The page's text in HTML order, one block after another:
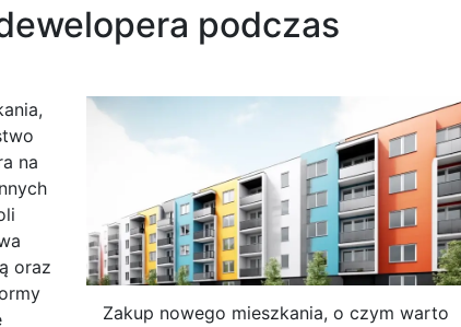
podczas
Zakup nowego mieszkania, o czym warto
na
oraz